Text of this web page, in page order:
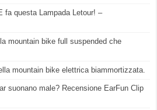
fa questa Lampada Letour! –
mountain bike full suspended che
mountain bike elettrica biammortizzata.
suonano male? Recensione EarFun Clip